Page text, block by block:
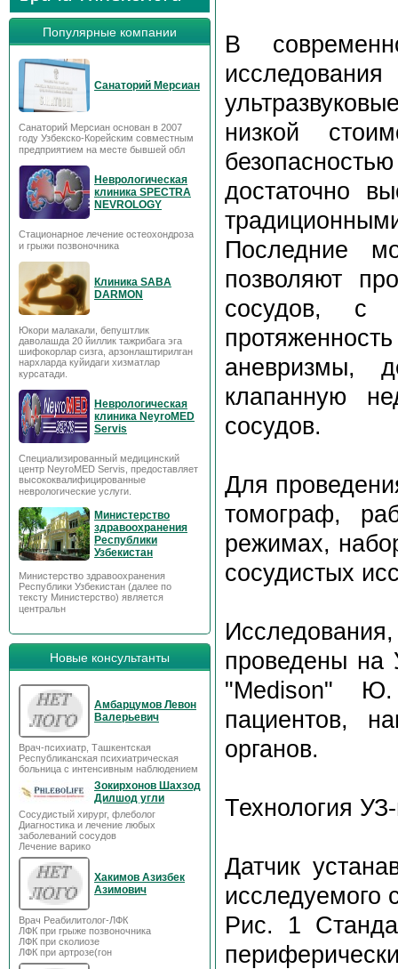
Популярные компании
Санаторий Мерсиан
Санаторий Мерсиан основан в 2007
году Узбекско-Корейским совместным
предприятием на месте бывшей обл
Неврологическая
клиника SPECTRA
NEVROLOGY
Стационарное лечение остеохондроза
и грыжи позвоночника
Клиника SABA
DARMON
Юкори малакали, бепуштлик
даволашда 20 йиллик тажрибага эга
шифокорлар сизга, арзонлаштирилган
нархларда куйидаги хизматлар
курсатади.
Неврологическая
клиника NeyroMED
Servis
Специализированный медицинский
центр NeyroMED Servis, предоставляет
высококвалифицированные
неврологические услуги.
Министерство
здравоохранения
Республики
Узбекистан
Министерство здравоохранения
Республики Узбекистан (далее по
тексту Министерство) является
центральн
Новые консультанты
Амбарцумов Левон
Валерьевич
Врач-психиатр, Ташкентская
Республиканская психиатрическая
больница с интенсивным наблюдением
Зокирхонов Шахзод
Дилшод угли
Сосудистый хирург, флеболог
Диагностика и лечение любых
заболеваний сосудов
Лечение варико
Хакимов Азизбек
Азимович
Врач Реабилитолог-ЛФК
ЛФК при грыже позвоночника
ЛФК при сколиозе
ЛФК при артрозе(гон
В
низкой
достаточно
Последние
позволяют
сосудов, с
аневризмы,
клапанную
сосудов.
Для
томограф,
режимах,
сосудистых
проведены на
"Medison"
пациентов,
органов.
Технология
Датчик
исследуемого
Рис. 1